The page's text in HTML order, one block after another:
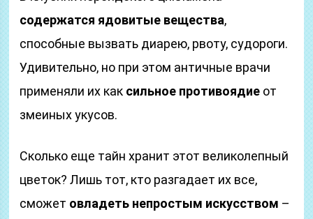
содержатся ядовитые вещества,
способные вызвать диарею, рвоту, судороги.
Удивительно, но при этом античные врачи
применяли их как сильное противоядие от
змеиных укусов.
Сколько еще тайн хранит этот великолепный
цветок? Лишь тот, кто разгадает их все,
сможет овладеть непростым искусством –